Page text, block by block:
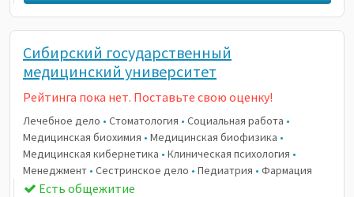
Сибирский государственный
медицинский университет
Рейтинга пока нет. Поставьте свою оценку!
Лечебное дело • Стоматология • Социальная работа •
Медицинская биохимия • Медицинская биофизика •
Медицинская кибернетика • Клиническая психология •
Менеджмент • Сестринское дело • Педиатрия • Фармация
Есть общежитие